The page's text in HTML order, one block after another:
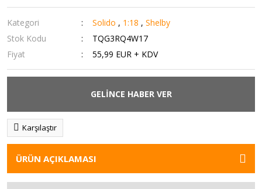
Kategori Solido , 1:18 ,Shelby
Stok Kodu
TQG3RQ4W17
Fiyat
55,99 EUR + KDV
GELİNCE HABER VER
Karşılaştır
ÜRÜN AÇIKLAMASI